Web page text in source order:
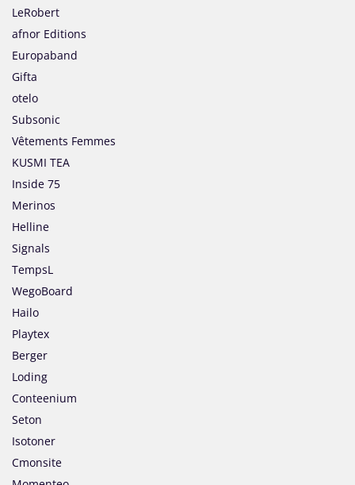
LeRobert
afnor Editions
Europaband
Gifta
otelo
Subsonic
Vêtements Femmes
KUSMI TEA
Inside 75
Merinos
Helline
Signals
TempsL
WegoBoard
Hailo
Playtex
Berger
Loding
Conteenium
Seton
Isotoner
Cmonsite